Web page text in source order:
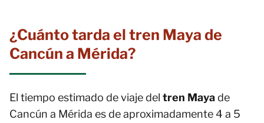
¿Cuánto tarda el tren Maya de
Cancún a Mérida?
El tiempo estimado de viaje del tren Mayade
Cancún a Mérida es de aproximadamente 4 a 5